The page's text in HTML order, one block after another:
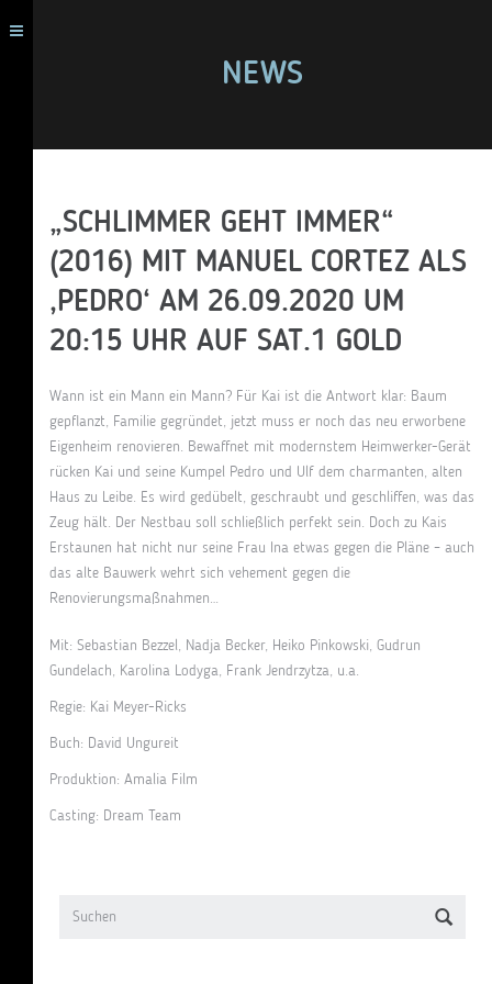
NEWS
„SCHLIMMER GEHT IMMER“
(2016) MIT MANUEL CORTEZ ALS
‚PEDRO‘ AM 26.09.2020 UM
20:15 UHR AUF SAT.1 GOLD
Wann ist ein Mann ein Mann? Für Kai ist die Antwort klar: Baum
gepflanzt, Familie gegründet, jetzt muss er noch das neu erworbene
Eigenheim renovieren. Bewaffnet mit modernstem Heimwerker-Gerät
rücken Kai und seine Kumpel Pedro und Ulf dem charmanten, alten
Haus zu Leibe. Es wird gedübelt, geschraubt und geschliffen, was das
Zeug hält. Der Nestbau soll schließlich perfekt sein. Doch zu Kais
Erstaunen hat nicht nur seine Frau Ina etwas gegen die Pläne – auch
das alte Bauwerk wehrt sich vehement gegen die
Renovierungsmaßnahmen…
Mit: Sebastian Bezzel, Nadja Becker, Heiko Pinkowski, Gudrun
Gundelach, Karolina Lodyga, Frank Jendrzytza, u.a.
Regie: Kai Meyer-Ricks
Buch: David Ungureit
Produktion: Amalia Film
Casting: Dream Team